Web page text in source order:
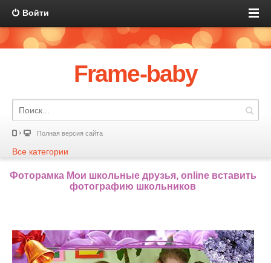
Войти
Frame-baby
Полная версия сайта
Все категории
Фоторамка Мои школьные друзья, online вставить
фотографию школьников